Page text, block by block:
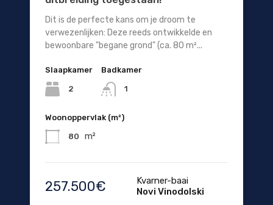
Dit is de perfecte kans om je droom te
verwezenlijken: Deze reeds ontwikkelde en
bewoonbare "begane grond" (ca. 80 m²...
Slaapkamer
2
Badkamer
1
Woonoppervlak (m²)
80 m²
257.500€
Kvarner-baai
Novi Vinodolski